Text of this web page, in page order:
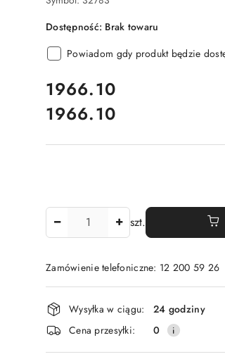
Dostępność: Brak towaru
Powiadom gdy produkt będzie
cena:
1966.10
Cena:
1966.10
szt.
Zamówienie telefoniczne: 12 200 59 26
Dostępność
i
dostawa
Wysyłka w ciągu:
24 godziny
Cena przesyłki:
0